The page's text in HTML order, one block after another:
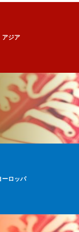
アジア
ーロッパ